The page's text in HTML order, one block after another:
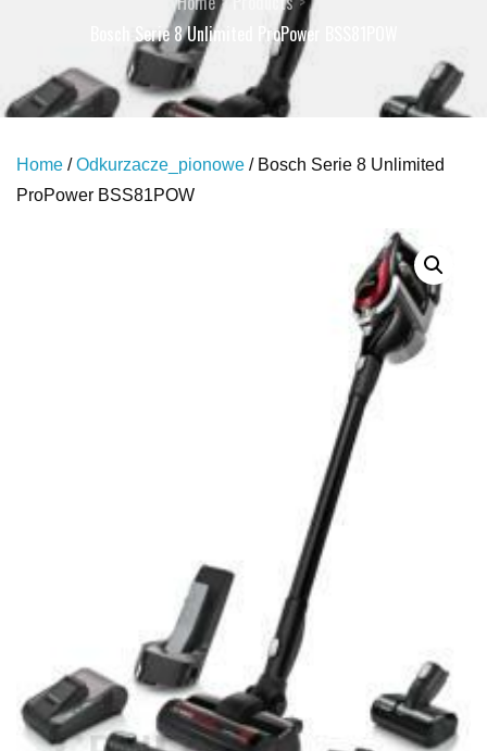
Bosch Serie 8 Unlimited ProPower BSS81POW
Home /Odkurzacze_pionowe / Bosch Serie 8 Unlimited
ProPower BSS81POW